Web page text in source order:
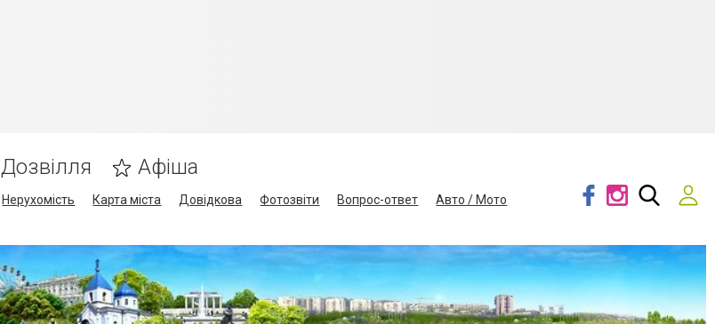
Дозвілля Афіша
Нерухомість Карта міста Довідкова Фотозвіти Вопрос-ответ
Авто / Мото